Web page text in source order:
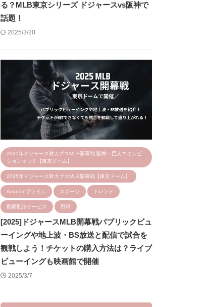
る？MLB東京シリーズ ドジャースvs阪神で
話題！
2025/3/20
2025年ドジャース対カブスMLB開幕戦 阪神・巨人エキシビ
ションマッチ【東京ドーム】
2025年ドジャース対カブスMLB開幕戦【東京ドーム】
Amazonプライム スポーツ トレンド
動画配信サービス 野球
[2025]ドジャースMLB開幕戦パブリックビュ
ーイングや地上波・BS放送と配信で試合を
観戦しよう！チケットの購入方法は？ライブ
ビューイングも映画館で開催
2025/3/7